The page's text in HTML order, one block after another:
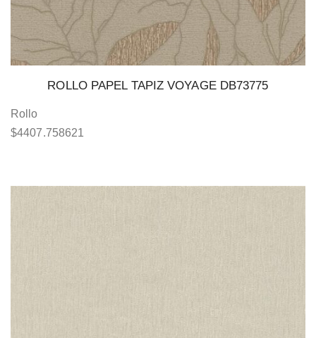
ROLLO PAPEL TAPIZ VOYAGE DB73775
Rollo
$4407.758621